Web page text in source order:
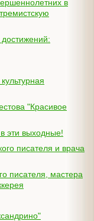
эти выходные!